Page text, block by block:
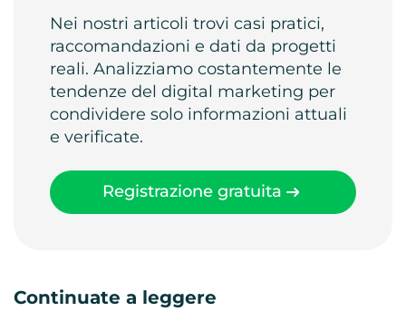
Nei nostri articoli trovi casi pratici,
raccomandazioni e dati da progetti
reali. Analizziamo costantemente le
tendenze del digital marketing per
condividere solo informazioni attuali
e verificate.
Registrazione gratuita
Continuate a leggere